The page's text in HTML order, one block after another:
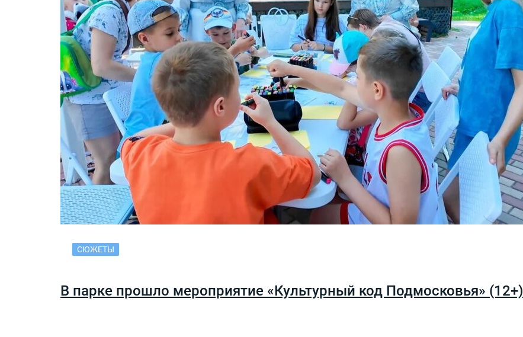
СЮЖЕТЫ
В парке прошло мероприятие «Культурный код Подмосковья» (12+)